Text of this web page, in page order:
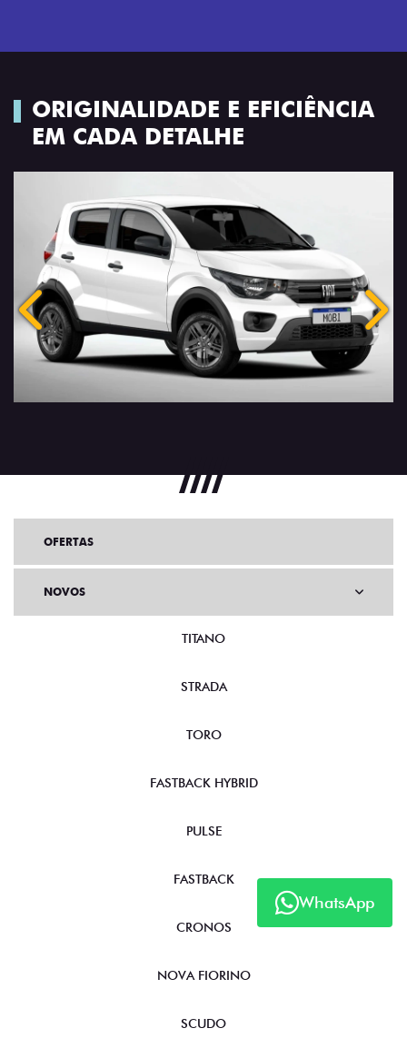
ORIGINALIDADE E EFICIÊNCIA
EM CADA DETALHE
Anterior
WhatsApp
OFERTAS
NOVOS
TITANO
STRADA
TORO
FASTBACK HYBRID
PULSE
FASTBACK
CRONOS
NOVA FIORINO
SCUDO